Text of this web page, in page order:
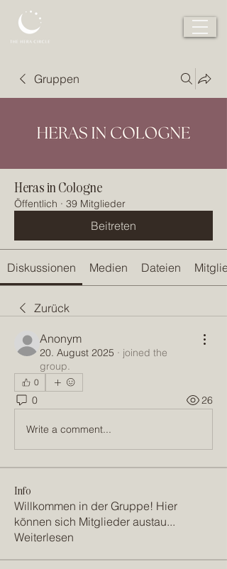
Gruppen
Heras in Cologne
Öffentlich · 39 Mitglieder
Beitreten
Diskussionen Medien Dateien
Zurück
Anonym
20. August 2025 · joined the
group.
0
0 26
Write a comment...
Info
Willkommen in der Gruppe! Hier
können sich Mitglieder austau...
Weiterlesen